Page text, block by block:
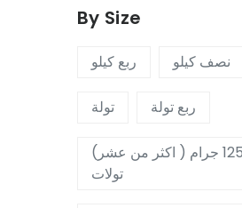
By Size
ربع كيلو نصف كيلو
تولة ربع تولة
(ثمن 125 جرام ( اكثر من عشر
تولات